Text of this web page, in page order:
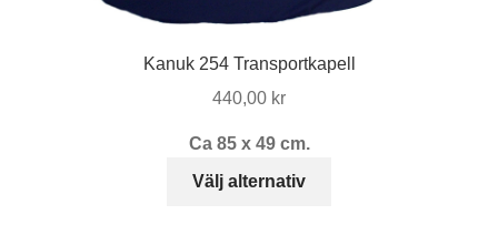
Kanuk 254 Transportkapell
440,00 kr
Ca 85 x 49 cm.
Välj alternativ